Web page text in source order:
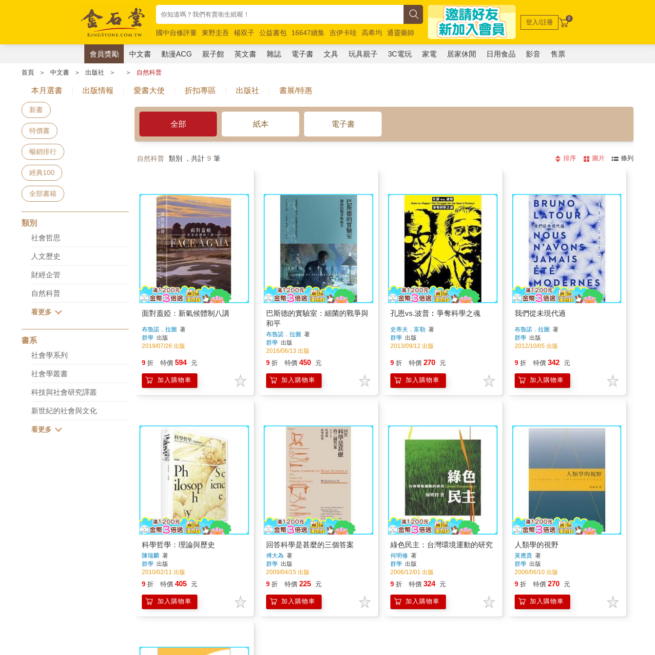
國中自修評量 東野圭吾 楊双子 公益書包 16647續集 吉伊卡哇 高希均
通靈藥師
唯紅花綻放
奧德賽 路邊攤新作 馬斯克 玩具總動員5 超慢跑
登入/註冊 0
會員獎勵 中文書 動漫ACG 親子館 英文書 雜誌 電子書 文具 玩具親子 3C電玩 家電 居家休閒 日用食品 影音 售票
首頁 ＞ 中文書 ＞ 出版社 ＞ ＞ 自然科普
本月選書 出版情報 愛書大使 折扣專區 出版社 書展/特惠
新書
特價書
暢銷排行
經典100
全部書籍
類別
社會哲思
人文歷史
財經企管
自然科普
書系
社會學系列
社會學叢書
科技與社會研究譯叢
新世紀的社會與文化
全部 紙本 電子書
自然科普 類別 ，共計 9 筆 排序 圖片 條列
面對蓋婭：新氣候體制八講
布魯諾．拉圖 著
群學 出版
2019/07/26 出版
9 折 特價 594 元
加入購物車
巴斯德的實驗室：細菌的戰爭與
和平
布魯諾．拉圖 著
群學 出版
2016/06/13 出版
9 折 特價 450 元
加入購物車
孔恩vs.波普︰爭奪科學之魂
史蒂夫．富勒著
群學 出版
2013/09/12 出版
9 折 特價 270 元
加入購物車
我們從未現代過
布魯諾．拉圖 著
群學 出版
2012/10/05 出版
9 折 特價 342 元
加入購物車
科學哲學：理論與歷史
陳瑞麟 著
群學 出版
2010/02/11 出版
9 折 特價 405 元
加入購物車
回答科學是甚麼的三個答案
傅大為著
群學 出版
2009/04/15 出版
9 折 特價 225 元
加入購物車
綠色民主：台灣環境運動的研究
何明修著
群學 出版
2006/12/01 出版
9 折 特價 324 元
加入購物車
人類學的視野
黃應貴著
群學 出版
2006/06/10 出版
9 折 特價 270 元
加入購物車